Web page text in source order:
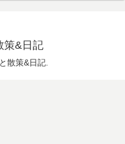
策&日記
散策&日記.